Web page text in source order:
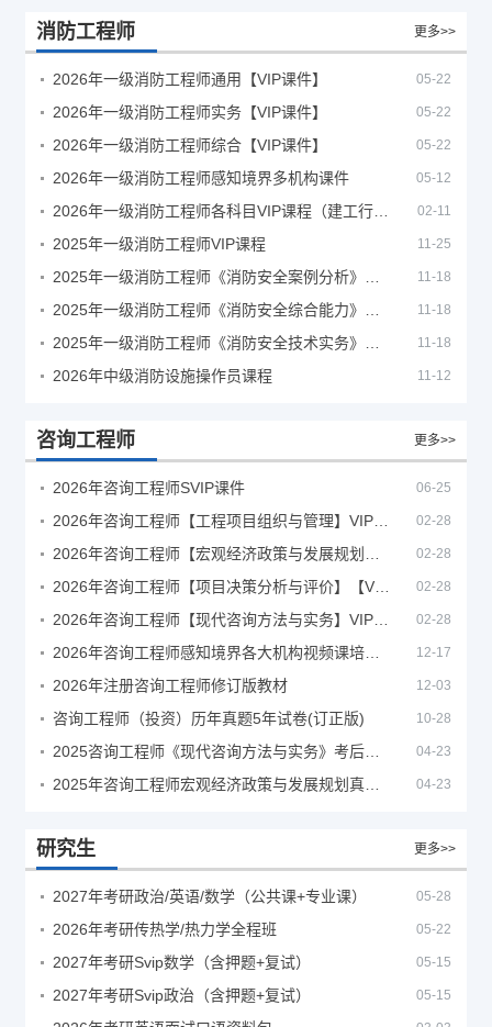
消防工程师 更多>>
2026年一级消防工程师通用【VIP课件】 05-22
2026年一级消防工程师实务【VIP课件】 05-22
2026年一级消防工程师综合【VIP课件】 05-22
2026年一级消防工程师感知境界多机构课件 05-12
02-11
2025年一级消防工程师VIP课程 11-25
11-18
11-18
11-18
2026年中级消防设施操作员课程 11-12
咨询工程师 更多>>
2026年咨询工程师SVIP课件 06-25
02-28
02-28
02-28
02-28
12-17
2026年注册咨询工程师修订版教材 12-03
咨询工程师（投资）历年真题5年试卷(订正版) 10-28
04-23
04-23
研究生 更多>>
2027年考研政治/英语/数学（公共课+专业课） 05-28
2026年考研传热学/热力学全程班 05-22
2027年考研Svip数学（含押题+复试） 05-15
2027年考研Svip政治（含押题+复试） 05-15